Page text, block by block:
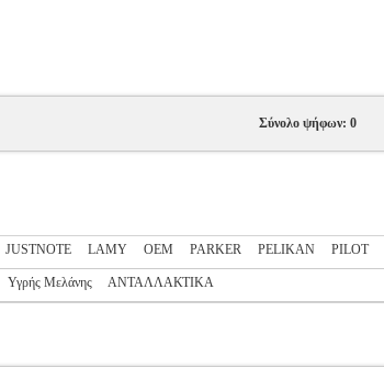
Σύνολο ψήφων: 0
JUSTNOTE LAMY OEM PARKER PELIKAN PILOT
Υγρής Μελάνης ΑΝΤΑΛΛΑΚΤΙΚΑ